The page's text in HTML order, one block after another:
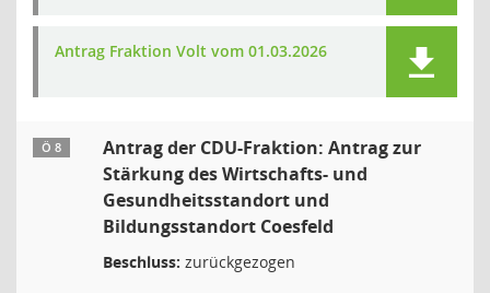
Antrag Fraktion Volt vom 01.03.2026
Ö 8
Antrag der CDU-Fraktion: Antrag zur
Stärkung des Wirtschafts- und
Gesundheitsstandort und
Bildungsstandort Coesfeld
Beschluss: zurückgezogen